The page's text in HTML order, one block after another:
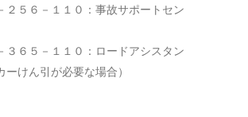
２５６－１１０：事故サポートセン
３６５－１１０：ロードアシスタン
ーけん引が必要な場合）